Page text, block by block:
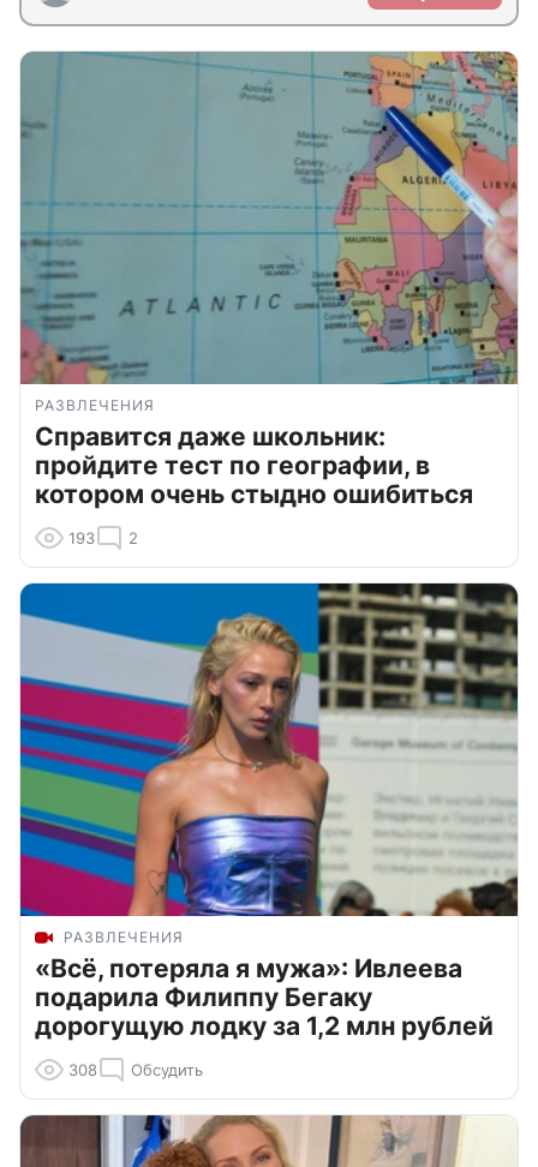
РАЗВЛЕЧЕНИЯ
Справится даже школьник:
пройдите тест по географии, в
котором очень стыдно ошибиться
193 2
РАЗВЛЕЧЕНИЯ
«Всё, потеряла я мужа»: Ивлеева
подарила Филиппу Бегаку
дорогущую лодку за 1,2 млн рублей
308 Обсудить